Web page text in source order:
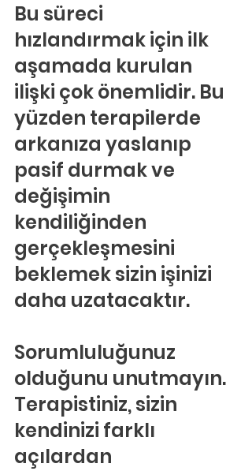
Bu süreci
hızlandırmak için ilk
aşamada kurulan
ilişki çok önemlidir. Bu
yüzden terapilerde
arkanıza yaslanıp
pasif durmak ve
değişimin
kendiliğinden
gerçekleşmesini
beklemek sizin işinizi
daha uzatacaktır.
Sorumluluğunuz
olduğunu unutmayın.
Terapistiniz, sizin
kendinizi farklı
açılardan